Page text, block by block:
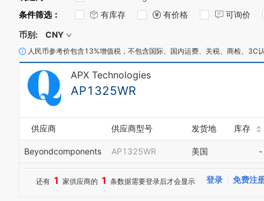
条件筛选： 有库存 有价格
可询价
币别:
CNY
人民币参考价包含13%增值税，不包含国际、国内运费、关税、商检、3C
APX Technologies
AP1325WR
供应商 供应商型号 发货地 库存
Beyondcomponents AP1325WR 美国 -
还有 1 家供应商的 1 条数据需要登录后才会显示 登录 免费注